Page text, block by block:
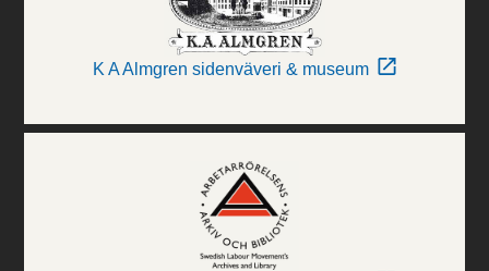
K A Almgren sidenväveri & museum